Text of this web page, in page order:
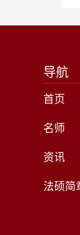
导航
首页
名师
资讯
法硕简